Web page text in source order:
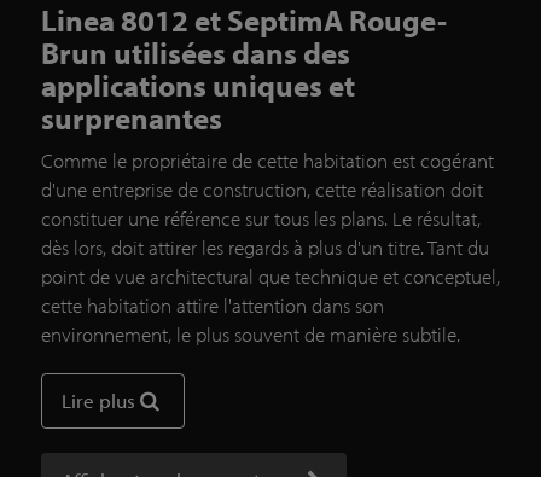
Linea 8012 et SeptimA Rouge-
Brun utilisées dans des
applications uniques et
surprenantes
Comme le propriétaire de cette habitation est cogérant
d'une entreprise de construction, cette réalisation doit
constituer une référence sur tous les plans. Le résultat,
dès lors, doit attirer les regards à plus d'un titre. Tant du
point de vue architectural que technique et conceptuel,
cette habitation attire l'attention dans son
environnement, le plus souvent de manière subtile.
Lire plus